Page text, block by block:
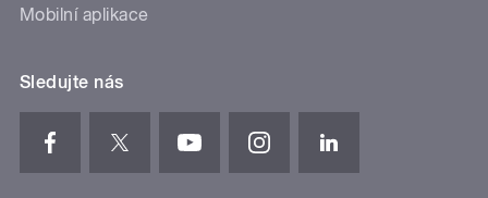
Mobilní aplikace
Sledujte nás